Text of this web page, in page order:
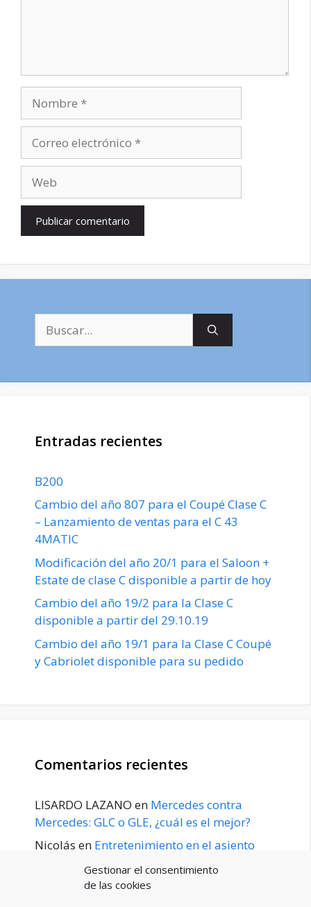
Gestionar el consentimiento
de las cookies
electrónico
Entradas recientes
B200
Cambio del año 807 para el Coupé Clase C
– Lanzamiento de ventas para el C 43
4MATIC
Modificación del año 20/1 para el Saloon +
Estate de clase C disponible a partir de hoy
Cambio del año 19/2 para la Clase C
disponible a partir del 29.10.19
Cambio del año 19/1 para la Clase C Coupé
y Cabriolet disponible para su pedido
Comentarios recientes
LISARDO LAZANO en Mercedes contra
Mercedes: GLC o GLE, ¿cuál es el mejor?
Nicolás en Entretenimiento en el asiento
trasero para el GLE / GLS disponible a
principios de 2020